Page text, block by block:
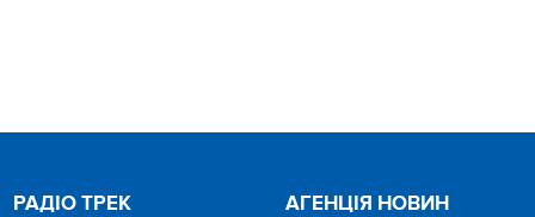
РАДІО ТРЕК АГЕНЦІЯ НОВИН